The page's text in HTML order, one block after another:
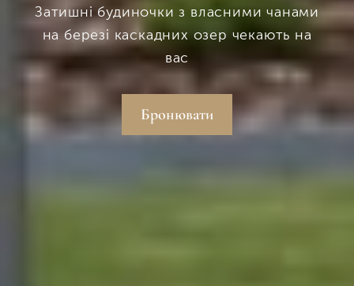
Затишні будиночки з власними чанами
на березі каскадних озер чекають на
вас
Бронювати